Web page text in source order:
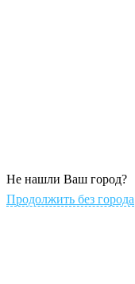
Не нашли Ваш город?
Продолжить без города